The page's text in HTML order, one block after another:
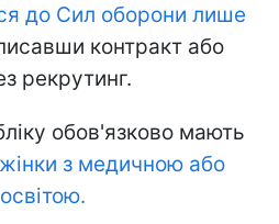
до Сил оборони лише
контракт або
рекрутинг.
обов'язково мають
з медичною або